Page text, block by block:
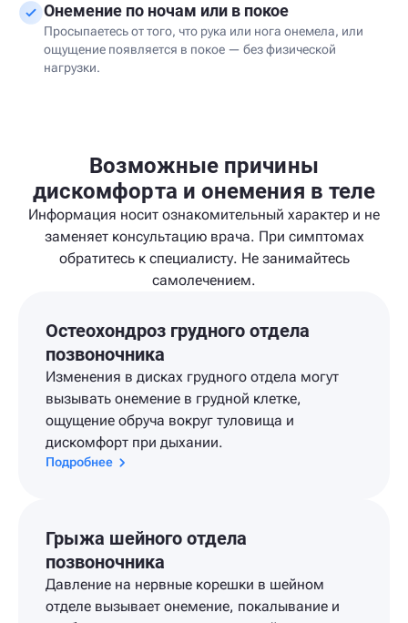
Онемение по ночам или в покое
Просыпаетесь от того, что рука или нога онемела, или
ощущение появляется в покое — без физической
нагрузки.
Возможные причины
дискомфорта и онемения в теле
Информация носит ознакомительный характер и не
заменяет консультацию врача. При симптомах
обратитесь к специалисту. Не занимайтесь
самолечением.
Остеохондроз грудного отдела
позвоночника
Изменения в дисках грудного отдела могут
вызывать онемение в грудной клетке,
ощущение обруча вокруг туловища и
дискомфорт при дыхании.
Подробнее
Грыжа шейного отдела
позвоночника
Давление на нервные корешки в шейном
отделе вызывает онемение, покалывание и